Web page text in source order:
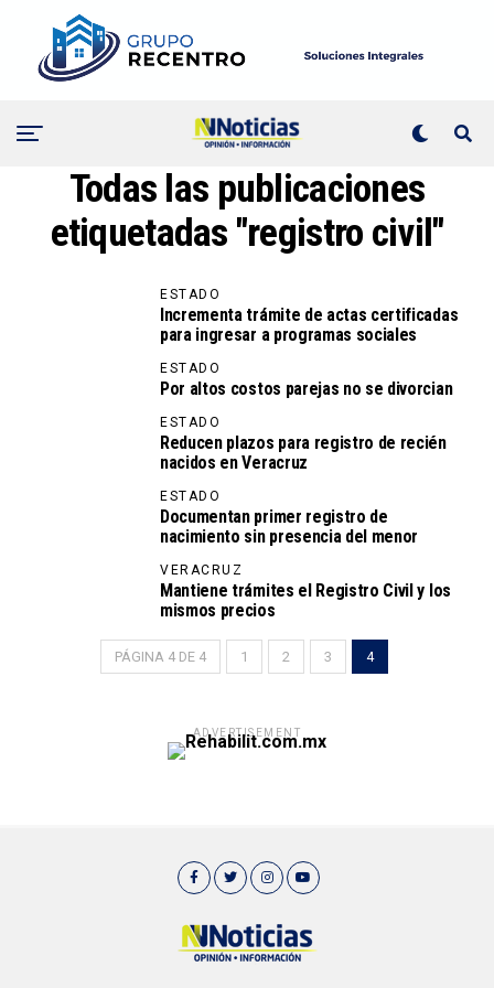
Todas las publicaciones
etiquetadas "registro civil"
ESTADO
Incrementa trámite de actas certificadas
para ingresar a programas sociales
ESTADO
Por altos costos parejas no se divorcian
ESTADO
Reducen plazos para registro de recién
nacidos en Veracruz
ESTADO
Documentan primer registro de
nacimiento sin presencia del menor
VERACRUZ
Mantiene trámites el Registro Civil y los
mismos precios
PÁGINA 4 DE 4 1 2 3 4
ADVERTISEMENT